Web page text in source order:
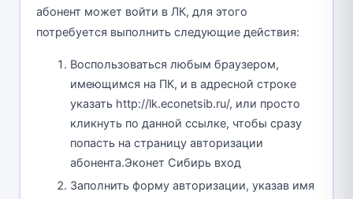
абонент может войти в ЛК, для этого
потребуется выполнить следующие действия:
Воспользоваться любым браузером,
имеющимся на ПК, и в адресной строке
указать http://lk.econetsib.ru/, или просто
кликнуть по данной ссылке, чтобы сразу
попасть на страницу авторизации
абонента.Эконет Сибирь вход
Заполнить форму авторизации, указав имя